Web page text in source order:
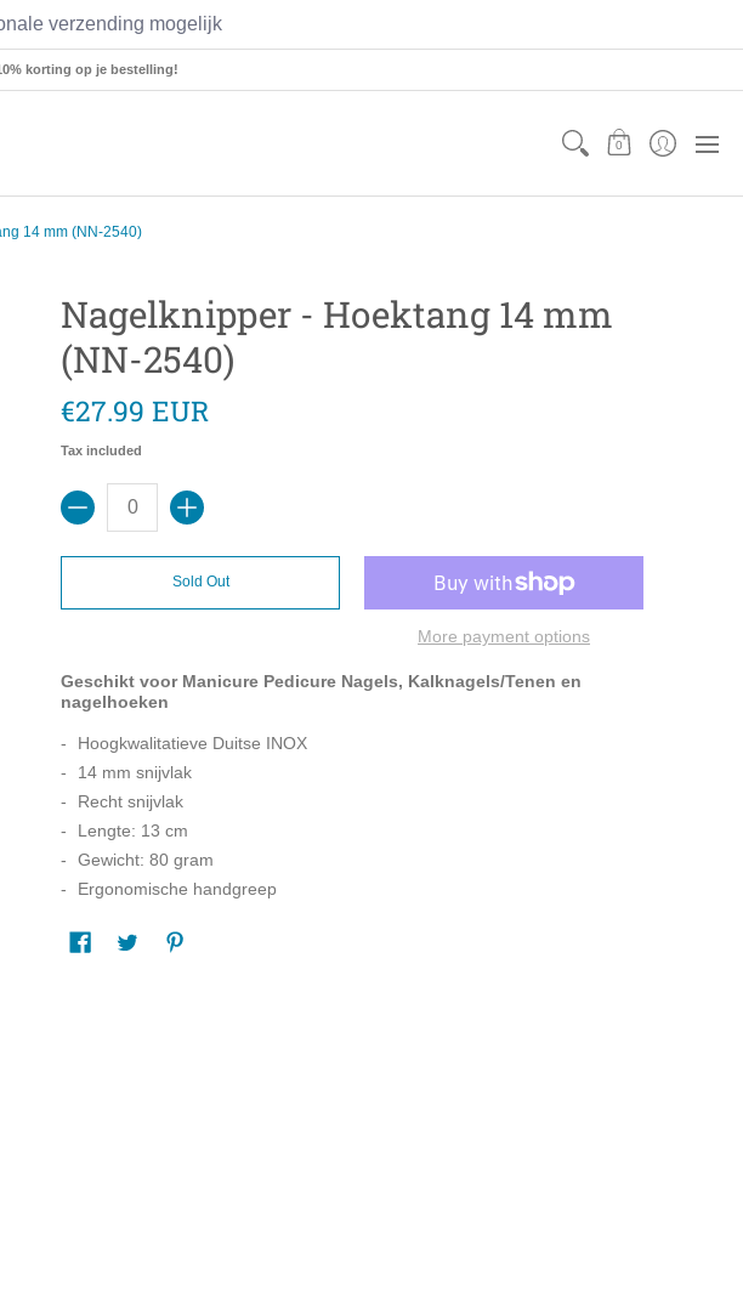
verzending mogelijk
Scharen Contact Mijn Account
korting op je bestelling!
0
14 mm (NN-2540)
Nagelknipper - Hoektang 14 mm
(NN-2540)
€27.99 EUR
Tax included
Quantity
Sold Out
More payment options
Geschikt voor Manicure Pedicure Nagels, Kalknagels/Tenen en
nagelhoeken
Hoogkwalitatieve Duitse INOX
14 mm snijvlak
Recht snijvlak
Lengte: 13 cm
Gewicht: 80 gram
Ergonomische handgreep